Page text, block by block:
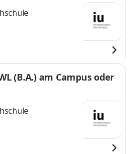
(B.A.) am Campus oder